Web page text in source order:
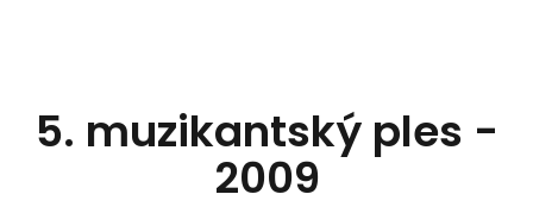
5. muzikantský ples -
2009